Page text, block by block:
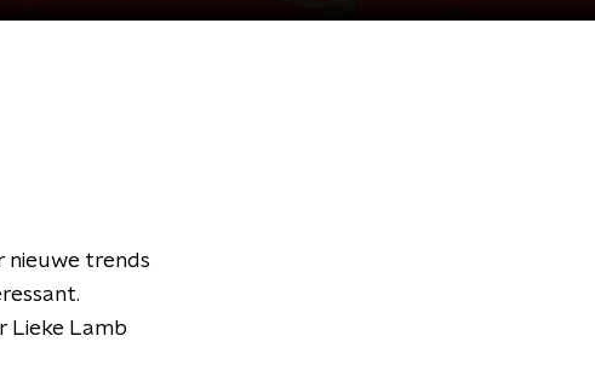
nieuwe trends
Lieke Lamb